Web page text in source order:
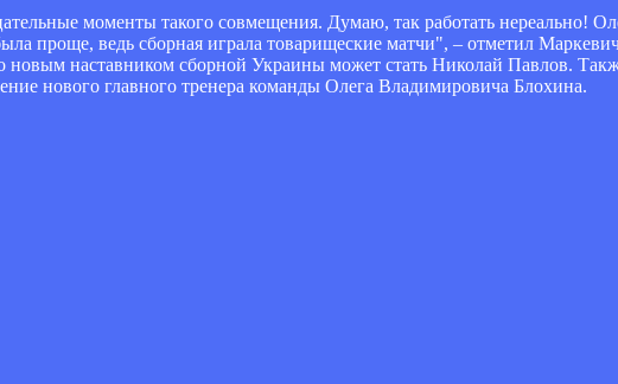
моменты такого совмещения. Думаю, так работать нереально!
проще, ведь сборная играла товарищеские матчи", – отметил
наставником сборной Украины может стать Николай Павлов.
нового главного тренера команды Олега Владимировича Блохина.